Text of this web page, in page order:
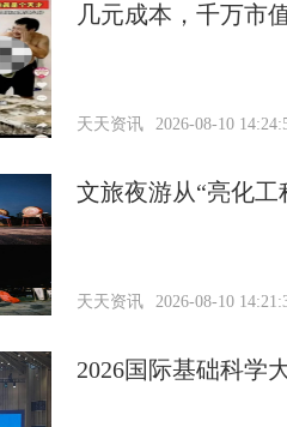
几元成本，千万市
天天资讯 2026-08-10
文旅夜游从“亮化工
天天资讯 2026-08-10
2026国际基础科学